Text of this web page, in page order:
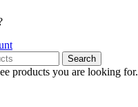
Search
products you are looking for.